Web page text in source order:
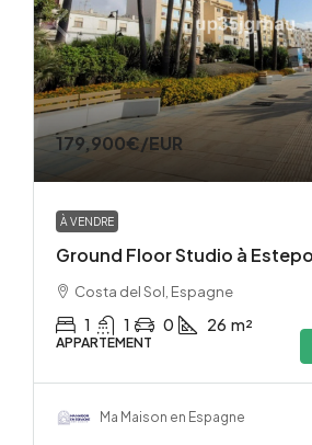
179,900€/EUR
À VENDRE
Ground Floor Studio à
Costa del Sol, Espagne
1 1 0 26 m²
APPARTEMENT
Ma Maison en Espagne